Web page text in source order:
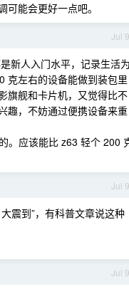
能会更好一点吧。
Jul 9
新人入门水平，记录生活为
克左右的设备能做到装包里
旗舰和卡片机，又觉得比不
趣，不妨通过便携设备来重
。应该能比 z63 轻个 200
Jul 9
震到”，有科普文章说这种
Jul 9